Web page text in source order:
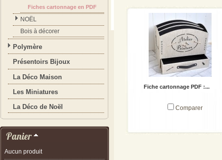
Fiches cartonnage en PDF
NOËL
Bois à décorer
Polymère
Présentoirs Bijoux
La Déco Maison
Les Miniatures
La Déco de Noël
Panier
Aucun produit
Fiche cartonnage PDF :...
Comparer